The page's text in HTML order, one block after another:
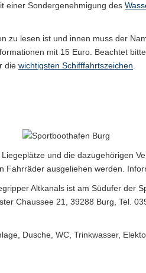
einer Sondergenehmigung des
zu lesen ist und innen muss der
mit 15 Euro. Beachtet
die wichtigsten Schifffahrtszeichen
Liegeplätze und die dazugehörigen
ausgeliehen werden.
Altkanals ist am Südufer der
Chaussee 21, 39288 Burg, Tel.
Dusche, WC, Trinkwasser,